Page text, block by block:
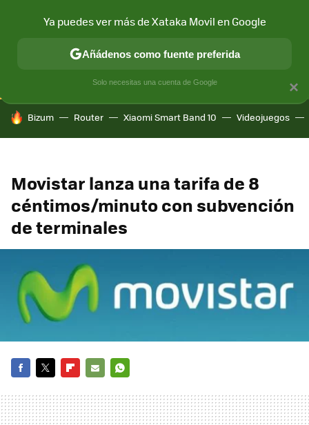
CONECTIVIDAD MÓVIL Y SOCIEDAD APLICACIONES
HOY SE HABLA DE
Bizum Router Xiaomi Smart Band 10 Videojuegos
Movistar lanza una tarifa de 8
céntimos/minuto con subvención
de terminales
MAIL
×
Ya puedes ver más de Xataka Movil en Google
Añádenos como fuente preferida
Solo necesitas una cuenta de Google